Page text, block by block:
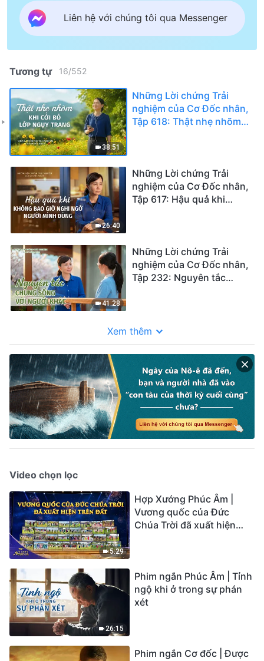
Liên hệ với chúng tôi qua Messenger
Tương tự 16/552
38:51
Những Lời chứng Trải
nghiệm của Cơ Đốc nhân,
Tập 618: Thật nhẹ nhõm
26:40
Những Lời chứng Trải
nghiệm của Cơ Đốc nhân,
Tập 617: Hậu quả khi
41:28
Những Lời chứng Trải
nghiệm của Cơ Đốc nhân,
Tập 232: Nguyên tắc
Xem thêm
Video chọn lọc
5:29
Hợp Xướng Phúc Âm |
Vương quốc của Đức
Chúa Trời đã xuất hiện
26:15
Phim ngắn Phúc Âm | Tỉnh
ngộ khi ở trong sự phán
xét
Phim ngắn Cơ đốc | Được